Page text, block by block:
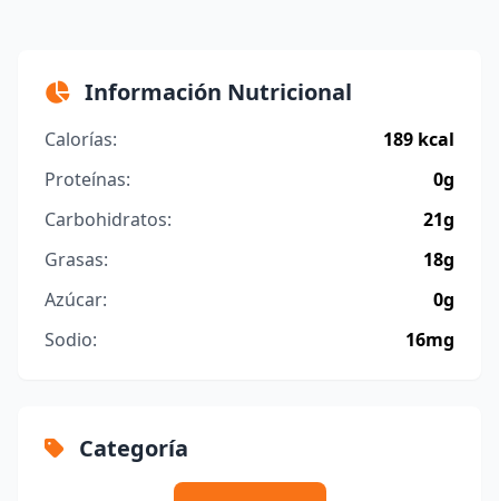
Información Nutricional
Calorías:
189 kcal
Proteínas:
0g
Carbohidratos:
21g
Grasas:
18g
Azúcar:
0g
Sodio:
16mg
Categoría